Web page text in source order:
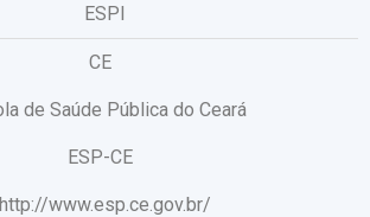
ESPI
CE
de Saúde Pública do Ceará
ESP-CE
http://www.esp.ce.gov.br/